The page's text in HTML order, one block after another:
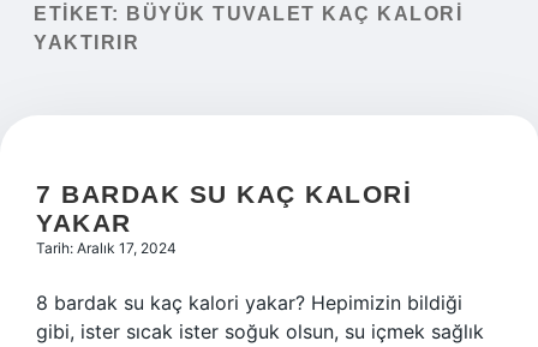
Yasal Uyarı
ETIKET:
BÜYÜK TUVALET KAÇ KALORI
YAKTIRIR
7 BARDAK SU KAÇ KALORI
YAKAR
Tarih: Aralık 17, 2024
8 bardak su kaç kalori yakar? Hepimizin bildiği
gibi, ister sıcak ister soğuk olsun, su içmek sağlık